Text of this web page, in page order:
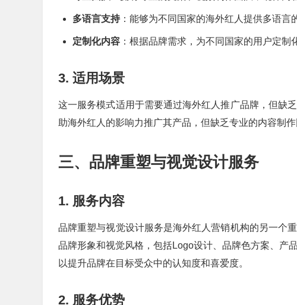
多语言支持：能够为不同国家的海外红人提供多语言
定制化内容 ：根据品牌需求，为不同国家的用户定制
3. 适用场景
这一服务模式适用于需要通过海外红人推广品牌，但缺
助海外红人的影响力推广其产品，但缺乏专业的内容制
三、品牌重塑与视觉设计服务
1. 服务内容
品牌重塑与视觉设计服务是海外红人营销机构的另一个
品牌形象和视觉风格，包括Logo设计、品牌色方案、产
以提升品牌在目标受众中的认知度和喜爱度。
2. 服务优势